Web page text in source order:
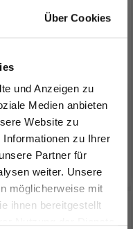
Über Cookies
und Anzeigen zu
Medien anbieten
Website zu
zu Ihrer
Partner für
weiter. Unsere
möglicherweise mit
ihnen bereitgestellt
BÄRENAUGEN MIT
BRAUN, 5
EUR 1.50 EUR 2.50
bis 31/08/2026
Alle Optionen ansehen
Rabatt50%